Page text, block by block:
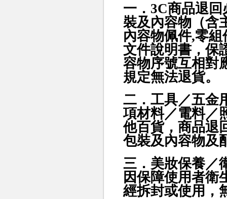
一．3C商品退回
裝及內容物（含
內容物佩件,零
文件說明書，保
容物序號互相對
規定無法退貨。
二．工具／五金
項材料／電料／
他百貨，商品退
包裝及內容物及
三．美妝保養／
因保障使用者衛
經拆封或使用，